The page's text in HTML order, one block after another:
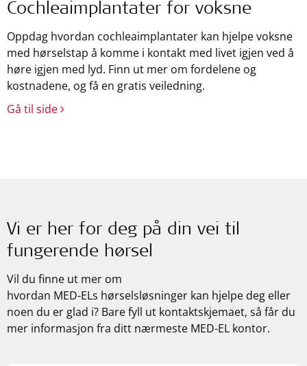
Cochleaimplantater for voksne
Oppdag hvordan cochleaimplantater kan hjelpe voksne
med hørselstap å komme i kontakt med livet igjen ved å
høre igjen med lyd. Finn ut mer om fordelene og
kostnadene, og få en gratis veiledning.
Gå til side
Vi er her for deg på din vei til
fungerende hørsel
Vil du finne ut mer om
hvordan MED-ELs hørselsløsninger kan hjelpe deg eller
noen du er glad i? Bare fyll ut kontaktskjemaet, så får du
mer informasjon fra ditt nærmeste MED-EL kontor.